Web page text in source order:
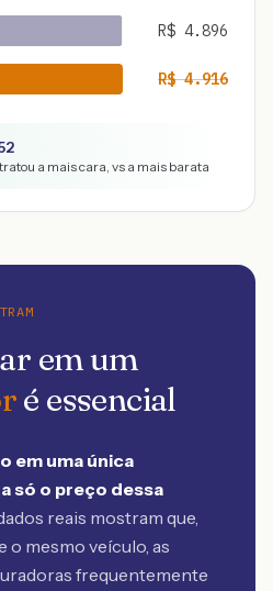
R$ 4.896
R$4.916
a mais cara, vs a mais barata
em um
é essencial
em uma única
só o preço dessa
reais mostram que,
o mesmo veículo, as
frequentemente